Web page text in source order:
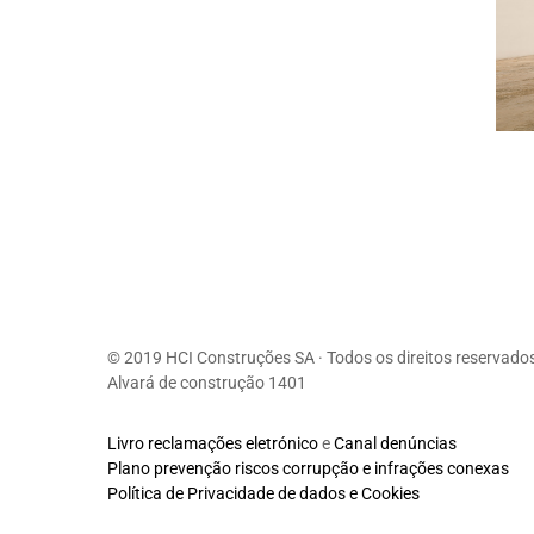
© 2019 HCI Construções SA · Todos os direitos
Alvará de construção 1401
Livro reclamações eletrónicoeCanal denúncias
Plano prevenção riscos corrupção e infrações conexas
Política de Privacidade de dados e Cookies